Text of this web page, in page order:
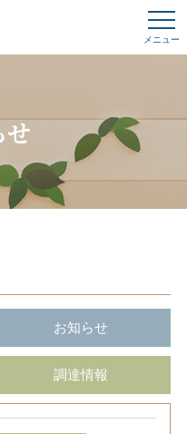
メニュー
せ
お知らせ
調達情報